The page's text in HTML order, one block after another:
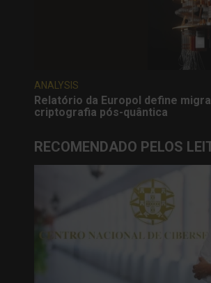
ANALYSIS
Relatório da Europol define
criptografia pós-quântica
RECOMENDADO PELOS